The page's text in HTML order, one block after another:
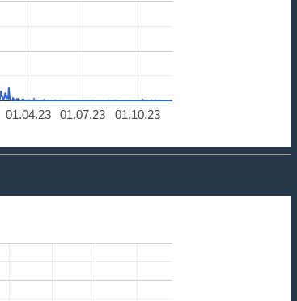
01.04.23 01.07.23 01.10.23